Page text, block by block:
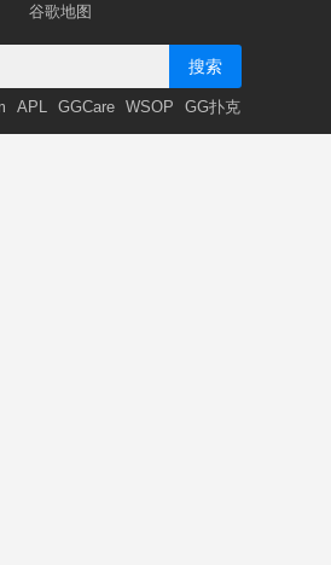
谷歌地图
搜索
APL GGCare WSOP GG扑克